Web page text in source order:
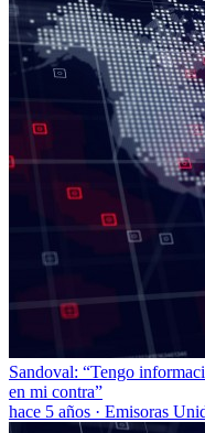
Sandoval: “Tengo
en mi contra”
hace 5 años · Emisoras